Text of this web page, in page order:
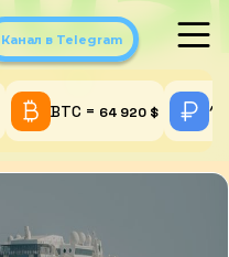
Канал в Telegram
BTC = 64 920 $ 1